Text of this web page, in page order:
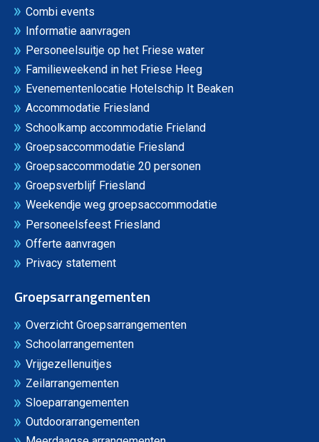
Combi events
Informatie aanvragen
Personeelsuitje op het Friese water
Familieweekend in het Friese Heeg
Evenementenlocatie Hotelschip It Beaken
Accommodatie Friesland
Schoolkamp accommodatie Frieland
Groepsaccommodatie Friesland
Groepsaccommodatie 20 personen
Groepsverblijf Friesland
Weekendje weg groepsaccommodatie
Personeelsfeest Friesland
Offerte aanvragen
Privacy statement
Groepsarrangementen
Overzicht Groepsarrangementen
Schoolarrangementen
Vrijgezellenuitjes
Zeilarrangementen
Sloeparrangementen
Outdoorarrangementen